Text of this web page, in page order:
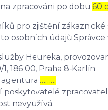
zpracování po dobu 60
pro zjištění zákaznické
osobních údajů
Heureka,
1, 186 00, Praha 8-Karlín
………
poskytovatelé
nevyužívá.